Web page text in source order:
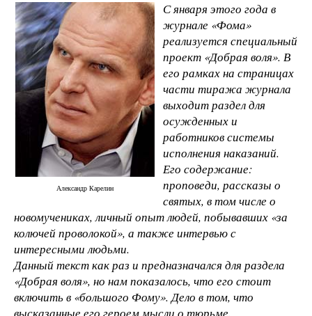
Александр Карелин
С января этого года в
журнале «Фома»
реализуется специальный
проект «Добрая воля». В
его рамках на страницах
части тиража журнала
выходит раздел для
осужденных и
работников системы
исполнения наказаний.
Его содержание:
проповеди, рассказы о
святых, в том числе о
новомучениках, личный опыт людей, побывавших «за
колючей проволокой», а также интервью с
интересными людьми.
Данный текст как раз и предназначался для раздела
«Добрая воля», но нам показалось, что его стоит
включить в «большого Фому». Дело в том, что